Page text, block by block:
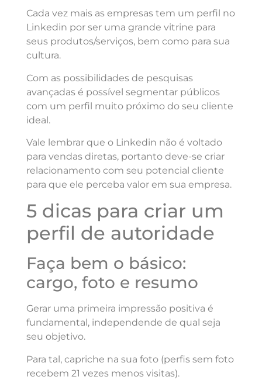
Cada vez mais as empresas tem um perfil no
Linkedin por ser uma grande vitrine para
seus produtos/serviços, bem como para sua
cultura.
Com as possibilidades de pesquisas
avançadas é possível segmentar públicos
com um perfil muito próximo do seu cliente
ideal.
Vale lembrar que o Linkedin não é voltado
para vendas diretas, portanto deve-se criar
relacionamento com seu potencial cliente
para que ele perceba valor em sua empresa.
5 dicas para criar um
perfil de autoridade
Faça bem o básico:
cargo, foto e resumo
Gerar uma primeira impressão positiva é
fundamental, independende de qual seja
seu objetivo.
Para tal, capriche na sua foto (perfis sem foto
recebem 21 vezes menos visitas).